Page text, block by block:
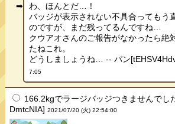
わ、ほんとだ…！
バッジが表示されない不具合ってもう
のですが、まだ残ってるんですね…
クウアオさんのご報告がなかったら絶
たねこれ。
どうしましょうね… -- パン
7:05
166.2kgでラージバッジつきませんでし
DmtcNIA]2021/07/20 (火) 22:54:00